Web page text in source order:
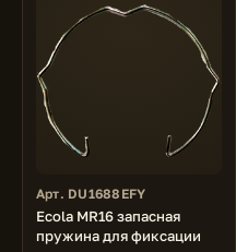
Арт. DU1688EFY
Ecola MR16 запасная
пружина для фиксации